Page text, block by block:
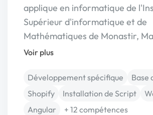
applique en informatique de
Supérieur d'informatique et de
Mathématiques de Monastir,
Voir plus
Développement spécifique
Base
Shopify
Installation de Script
Angular
+ 12 compétences